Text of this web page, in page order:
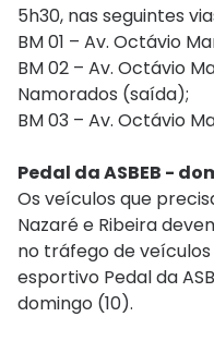
5h30, nas seguintes
BM 01 – Av. Octávio
BM 02 – Av. Octávio
Namorados (saída);
BM 03 – Av. Octávio
Pedal da ASBEB -
Os veículos que
Nazaré e Ribeira
no tráfego de
esportivo Pedal da
domingo (10).